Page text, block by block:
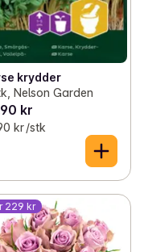
krydder
Nelson Garden
kr
kr /stk
229 kr